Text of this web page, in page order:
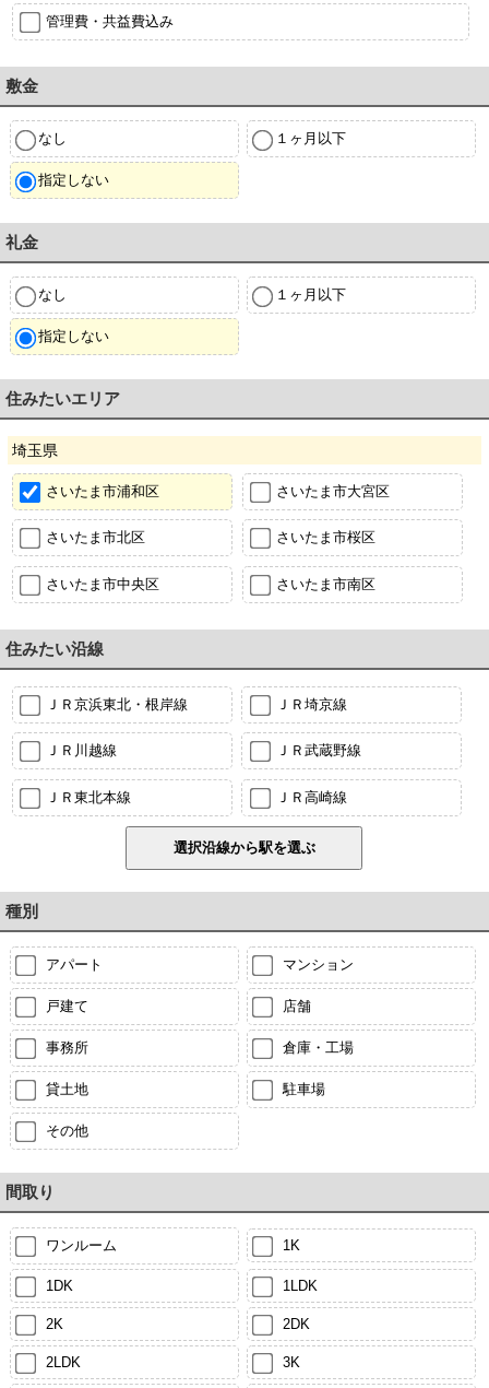
管理費・共益費込み
敷金
なし １ヶ月以下
指定しない
礼金
なし １ヶ月以下
指定しない
住みたいエリア
埼玉県
さいたま市浦和区 さいたま市大宮区
さいたま市北区 さいたま市桜区
さいたま市中央区 さいたま市南区
住みたい沿線
ＪＲ京浜東北・根岸線 ＪＲ埼京線
ＪＲ川越線 ＪＲ武蔵野線
ＪＲ東北本線 ＪＲ高崎線
種別
アパート マンション
戸建て 店舗
事務所 倉庫・工場
貸土地 駐車場
その他
間取り
ワンルーム 1K
1DK 1LDK
2K 2DK
2LDK 3K